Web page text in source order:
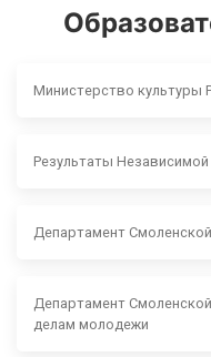
Министерство культуры
Результаты
Департамент
Департамент
делам молодежи